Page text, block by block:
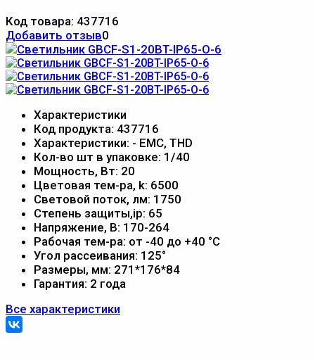
Код товара: 437716
Добавить отзыв0
Характеристики
Код продукта: 437716
Характеристики: - EMC, THD
Кол-во шт в упаковке: 1/40
Мощность, Вт: 20
Цветовая тем-ра, k: 6500
Световой поток, лм: 1750
Степень защиты,ip: 65
Напряжение, В: 170-264
Рабочая тем-ра: от -40 до +40 °С
Угол рассеивания: 125°
Размеры, мм: 271*176*84
Гарантия: 2 года
Все характеристики